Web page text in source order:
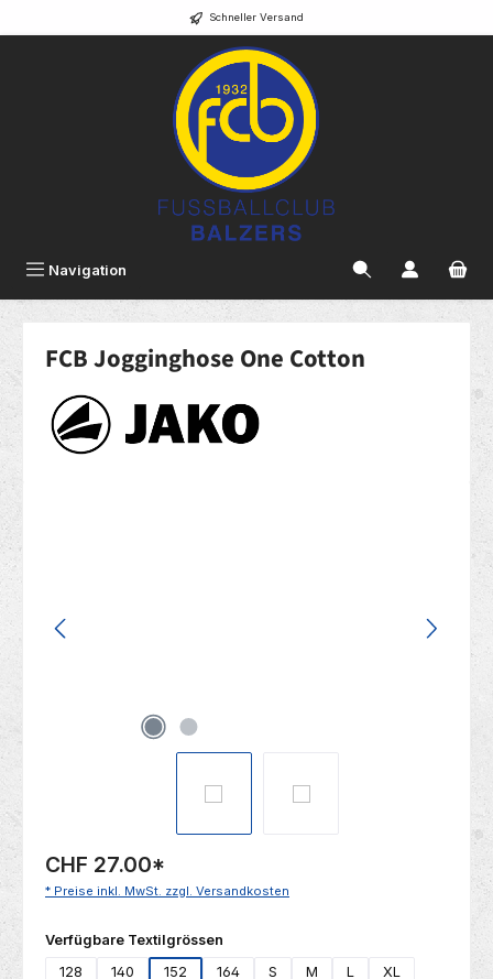
Schneller Versand
Navigation
FCB Jogginghose One Cotton
CHF 27.00*
* Preise inkl. MwSt. zzgl. Versandkosten
Verfügbare Textilgrössen
128
140 152 164 S M L
XL